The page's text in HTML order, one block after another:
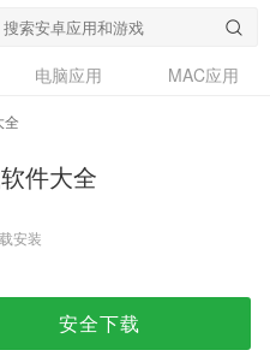
电脑应用
MAC应用
全
件大全
安装
安全下载